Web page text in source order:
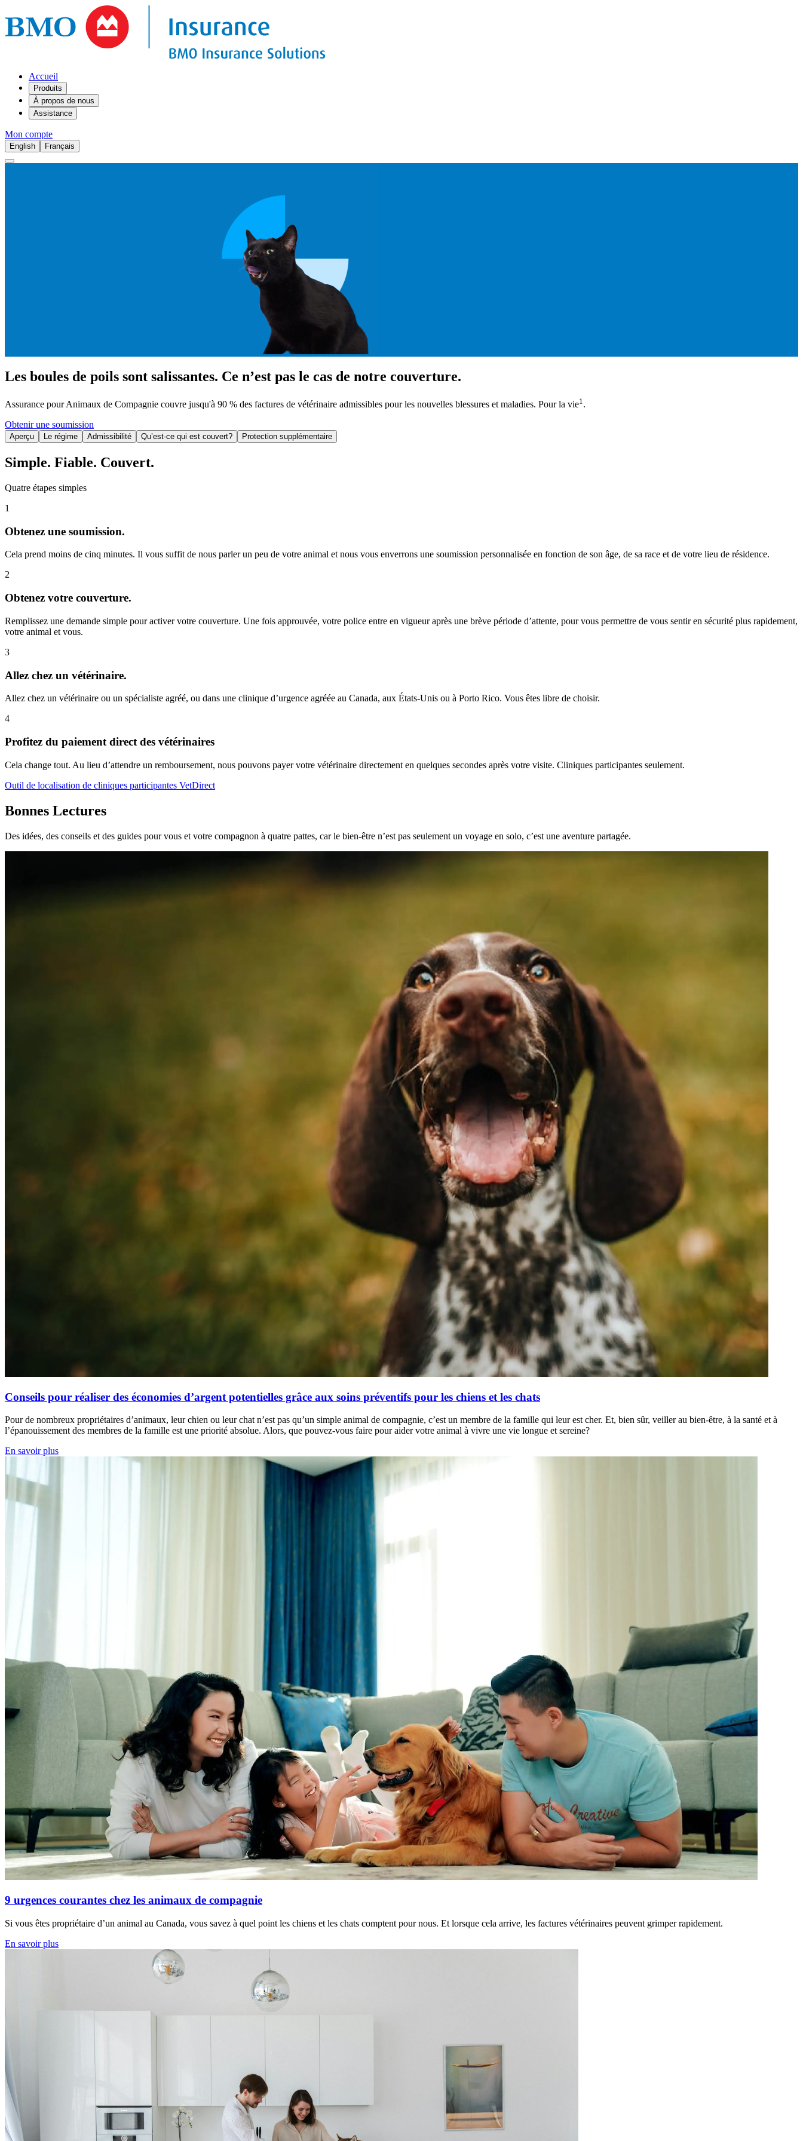
Accueil
Produits
À propos de nous
Assistance
Mon compte
English Français
Les boules de poils sont salissantes. Ce n’est pas le cas de notre couverture.
Assurance pour Animaux de Compagnie couvre jusqu'à 90 % des factures de vétérinaire admissibles pour les nouvelles blessures et maladies. Pour la vie1 .
Obtenir une soumission
Aperçu Le régime Admissibilité Qu’est-ce qui est couvert? Protection supplémentaire
Simple. Fiable. Couvert.
Quatre étapes simples
1
Obtenez une soumission.
Cela prend moins de cinq minutes. Il vous suffit de nous parler un peu de votre animal et nous vous enverrons une soumission personnalisée en fonction de son âge, de sa race et de votre lieu de résidence.
2
Obtenez votre couverture.
Remplissez une demande simple pour activer votre couverture. Une fois approuvée, votre police entre en vigueur après une brève période d’attente, pour vous permettre de vous sentir en sécurité plus rapidement,
votre animal et vous.
3
Allez chez un vétérinaire.
Allez chez un vétérinaire ou un spécialiste agréé, ou dans une clinique d’urgence agréée au Canada, aux États-Unis ou à Porto Rico. Vous êtes libre de choisir.
4
Profitez du paiement direct des vétérinaires
Cela change tout. Au lieu d’attendre un remboursement, nous pouvons payer votre vétérinaire directement en quelques secondes après votre visite. Cliniques participantes seulement.
Outil de localisation de cliniques participantes VetDirect
Bonnes Lectures
Des idées, des conseils et des guides pour vous et votre compagnon à quatre pattes, car le bien-être n’est pas seulement un voyage en solo, c’est une aventure partagée.
Conseils pour réaliser des économies d’argent potentielles grâce aux soins préventifs pour les chiens et les chats
Pour de nombreux propriétaires d’animaux, leur chien ou leur chat n’est pas qu’un simple animal de compagnie, c’est un membre de la famille qui leur est cher. Et, bien sûr, veiller au bien-être, à la santé et à
l’épanouissement des membres de la famille est une priorité absolue. Alors, que pouvez-vous faire pour aider votre animal à vivre une vie longue et sereine?
En savoir plus
9 urgences courantes chez les animaux de compagnie
Si vous êtes propriétaire d’un animal au Canada, vous savez à quel point les chiens et les chats comptent pour nous. Et lorsque cela arrive, les factures vétérinaires peuvent grimper rapidement.
En savoir plus